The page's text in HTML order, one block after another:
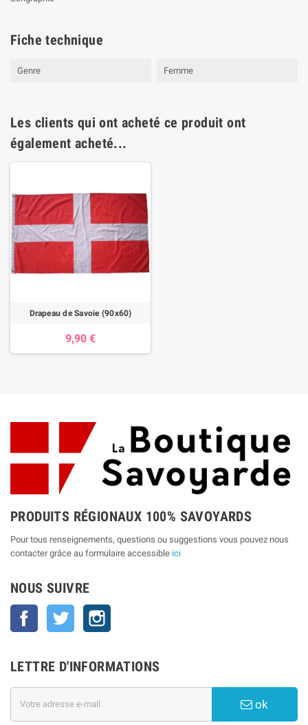
Fiche technique
Genre Femme
Les clients qui ont acheté ce produit ont
également acheté...
Drapeau de Savoie (90x60)
9,90 €
PRODUITS RÉGIONAUX 100% SAVOYARDS
Pour tous renseignements, questions ou suggestions vous pouvez nous
contacter grâce au formulaire accessible ici
NOUS SUIVRE
Facebook Twitter
LETTRE D'INFORMATIONS
ok